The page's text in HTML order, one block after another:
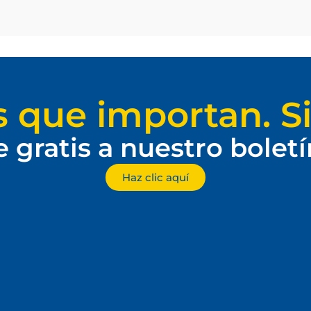
que importan.
gratis a nuestro
Haz clic aquí